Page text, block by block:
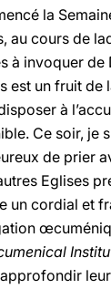
la
au cours de
à invoquer de
est un fruit
à
Ce soir, je
de prier
Eglises
un cordial et